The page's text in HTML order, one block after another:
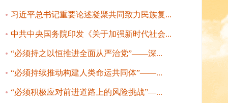
习近平总书记重要论述凝聚共同致力民族复...
中共中央国务院印发《关于加强新时代社会...
“必须持之以恒推进全面从严治党”——深...
“必须持续推动构建人类命运共同体”——...
“必须积极应对前进道路上的风险挑战”—...